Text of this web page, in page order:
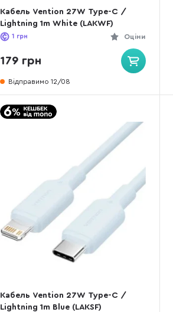
Кабель Vention 27W Type-C /
Lightning 1m White (LAKWF)
Оціни
1 грн
179 грн
Відправимо 12/08
Кабель Vention 27W Type-C /
Lightning 1m Blue (LAKSF)